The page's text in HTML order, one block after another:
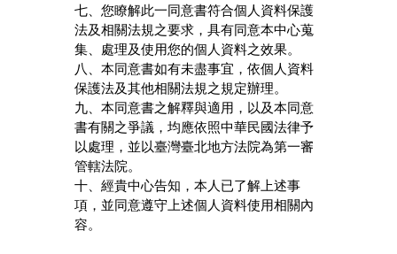
七、您瞭解此一同意書符合個人資料保護
法及相關法規之要求，具有同意本中心蒐
集、處理及使用您的個人資料之效果。
八、本同意書如有未盡事宜，依個人資料
保護法及其他相關法規之規定辦理。
九、本同意書之解釋與適用，以及本同意
書有關之爭議，均應依照中華民國法律予
以處理，並以臺灣臺北地方法院為第一審
管轄法院。
十、經貴中心告知，本人已了解上述事
項，並同意遵守上述個人資料使用相關內
容。